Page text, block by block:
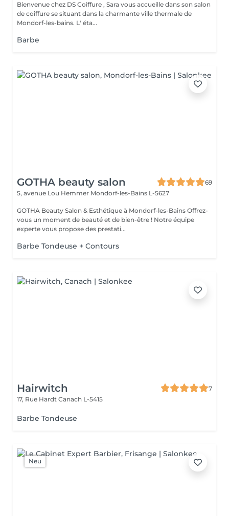
Bienvenue chez DS Coiffure , Sara vous accueille dans son salon
de coiffure se situant dans la charmante ville thermale de
Mondorf-les-bains. L' éta...
Barbe
GOTHA beauty salon
69
5, avenue Lou Hemmer Mondorf-les-Bains L-5627
GOTHA Beauty Salon & Esthétique à Mondorf-les-Bains Offrez-
vous un moment de beauté et de bien-être ! Notre équipe
experte vous propose des prestati...
Barbe Tondeuse + Contours
Hairwitch
7
17, Rue Hardt Canach L-5415
Barbe Tondeuse
Neu